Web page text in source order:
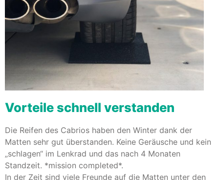
Vorteile schnell verstanden
Die Reifen des Cabrios haben den Winter dank der
Matten sehr gut überstanden. Keine Geräusche und kein
„schlagen“ im Lenkrad und das nach 4 Monaten
Standzeit. *mission completed*.
In der Zeit sind viele Freunde auf die Matten unter den